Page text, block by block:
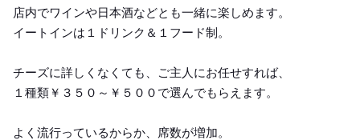
店内でワインや日本酒などとも一緒に楽しめます。
イートインは１ドリンク＆１フード制。
チーズに詳しくなくても、ご主人にお任せすれば、
１種類￥３５０～￥５００で選んでもらえます。
よく流行っているからか、席数が増加。